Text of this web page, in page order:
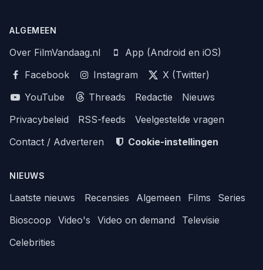
ALGEMEEN
Over FilmVandaag.nl
App (Android en iOS)
Facebook
Instagram
X (Twitter)
YouTube
Threads Redactie
Nieuws
Privacybeleid
RSS-feeds
Veelgestelde vragen
Contact / Adverteren
Cookie-instellingen
NIEUWS
Laatste nieuws Recensies Algemeen Films
Series
Bioscoop
Video's Video on demand
Televisie
Celebrities